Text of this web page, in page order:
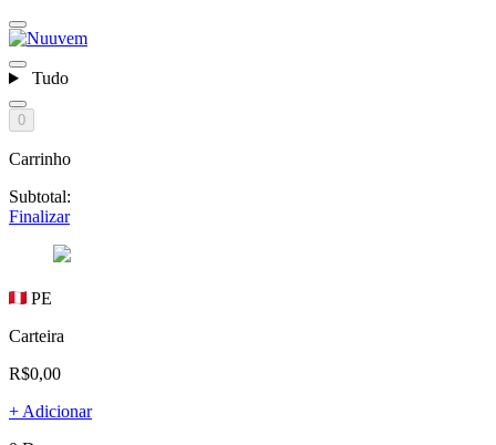
Tudo
0
Carrinho
Subtotal:
Finalizar
PE
Carteira
R$0,00
+ Adicionar